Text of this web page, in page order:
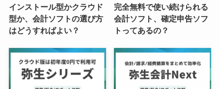
インストール型かクラウド
型か、会計ソフトの選び方
はどうすればよい？
完全無料で使い続けられる
会計ソフト、確定申告ソフ
トってあるの？